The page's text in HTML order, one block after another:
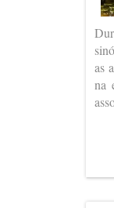
as
na